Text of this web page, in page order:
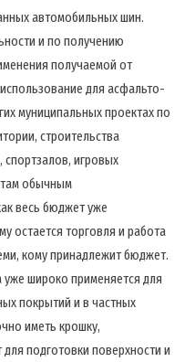
автомобильных шин.
и по получению
получаемой от
для асфальто-
муниципальных проектах по
строительства
игровых
обычным
весь бюджет уже
остается торговля и работа
кому принадлежит бюджет.
широко применяется для
покрытий и в частных
иметь крошку,
подготовки поверхности и